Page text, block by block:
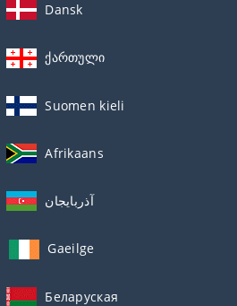
Dansk
ქართული
Suomen kieli
Afrikaans
آذربايجان
Gaeilge
Беларуская